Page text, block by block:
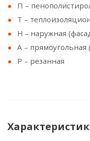
П –
Т –
Н – наружная
А –
Р – резанная